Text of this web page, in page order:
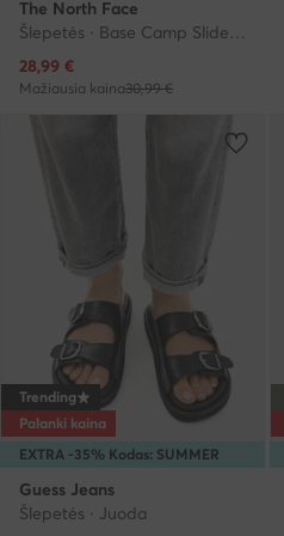
The North Face
Šlepetės · Base Camp Slide III NF0A4T2RKY41 · Juoda
Dabartinė kaina
28,99 €
Mažiausia kaina30,99 €
EXTRA -35% Kodas: SUMMER
Trending
Palanki kaina
Guess Jeans
Šlepetės · Juoda